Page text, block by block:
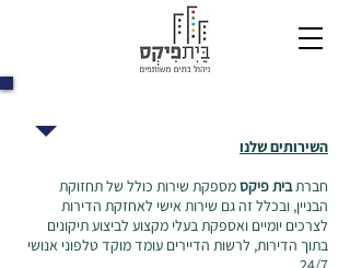
השירותים שלנו
חברתבית פיקסמספקת שירות כולל של תחזוקת
הבניין, ובכלל זה גם שירות אישי לאחזקת הדירות
לצרכים יומיים ואספקת בעלי מקצוע לביצוע תיקונים
בתוך הדירות, לרשות הדיירים עומד מוקד טלפוני אנושי